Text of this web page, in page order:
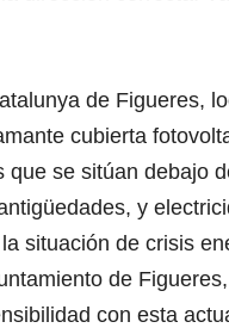
de Figueres,
cubierta
se sitúan debajo
y
situación de crisis
de
con esta